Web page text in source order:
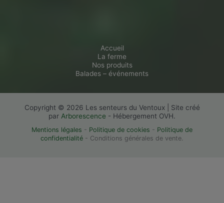
Accueil
La ferme
Nos produits
Balades – événements
Copyright © 2026 Les senteurs du Ventoux | Site créé
par Arborescence - Hébergement OVH.
Mentions légales - Politique de cookies - Politique de
confidentialité - Conditions générales de vente.